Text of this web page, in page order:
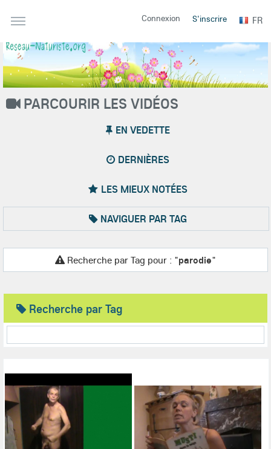
Connexion S'inscrire FR
PARCOURIR LES VIDÉOS
EN VEDETTE
DERNIÈRES
LES MIEUX NOTÉES
NAVIGUER PAR TAG
Recherche par Tag pour : "parodie"
Recherche par Tag